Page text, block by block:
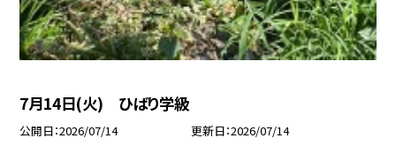
7月14日(火) ひばり学級
公開日 2026/07/14 更新日 2026/07/14